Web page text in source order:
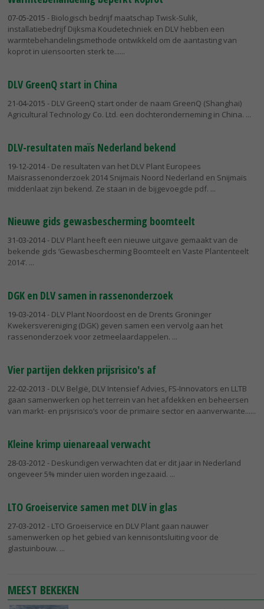
07-05-2015 - Biologisch bedrijf maatschap Twisk-Sulik,
installatiebedrijf Dijksma Koudetechniek en DLV hebben een
warmtebehandelingsmethode ontwikkeld om de aantasting van
koprot in uiensoorten sterk te...
DLV GreenQ start in China
21-04-2015 - DLV GreenQ start onder de naam GreenQ (Shanghai)
Agricultural Technology Co. Ltd. een dochteronderneming in China.
DLV-resultaten maïs Nederland bekend
19-12-2014- De resultaten van het DLV Plant Europees
Maïsrassenonderzoek 2014 Snijmaïs Noord Nederland en Snijmaïs
middenlaat zijn bekend. Ze staan in de bijgevoegde pdf.
Nieuwe gids gewasbescherming boomteelt
31-03-2014- DLV Plant heeft een nieuwe uitgave gemaakt van de
bekende gids ‘Gewasbescherming Boomteelt en Vaste Plantenteelt
2014’.
DGK en DLV samen in rassenonderzoek
19-03-2014- DLV Plant Noordoost en de Drents Groninger
Kwekersvereniging (DGK) geven samen een vervolg aan het
rassenonderzoek voor zetmeelaardappelen.
Vier partijen dekken prijsrisico's af
22-02-2013 - DLV België, DLV Intensief Advies, FS-Innovators en LLTB
gaan samenwerken op het terrein van het afdekken en beheersen
van markt- en prijsrisico’s voor de primaire sector en aanverwante...
Kleine krimp uienareaal verwacht
28-03-2012 - Deskundigen verwachten dat er dit jaar in Nederland
ongeveer 5% minder uien worden ingezaaid.
LTO Groeiservice samen met DLV in glas
27-03-2012 - LTO Groeiservice en DLV Plant gaan nauwer
samenwerken op het gebied van kennisontsluiting voor de
glastuinbouw.
MEEST BEKEKEN